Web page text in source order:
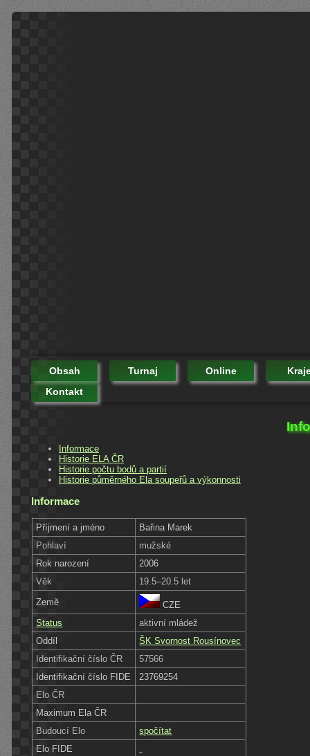
Obsah Turnaj Online
Kontakt
Informace
Historie ELA ČR
Historie počtu bodů a partií
Historie půměrného Ela soupeřů a výkonnosti
Informace
Příjmení a jméno
Bařina Marek
Pohlaví
mužské
Rok narození
2006
Věk
19.5–20.5 let
Země
CZE
Status
aktivní mládež
Oddíl
ŠK Svornost Rousínovec
Identifikační číslo ČR
57566
Identifikační číslo FIDE
23769254
Elo ČR
Maximum Ela ČR
Budoucí Elo
spočítat
Elo FIDE